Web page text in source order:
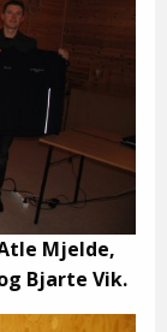
Mjelde,
Bjarte Vik.